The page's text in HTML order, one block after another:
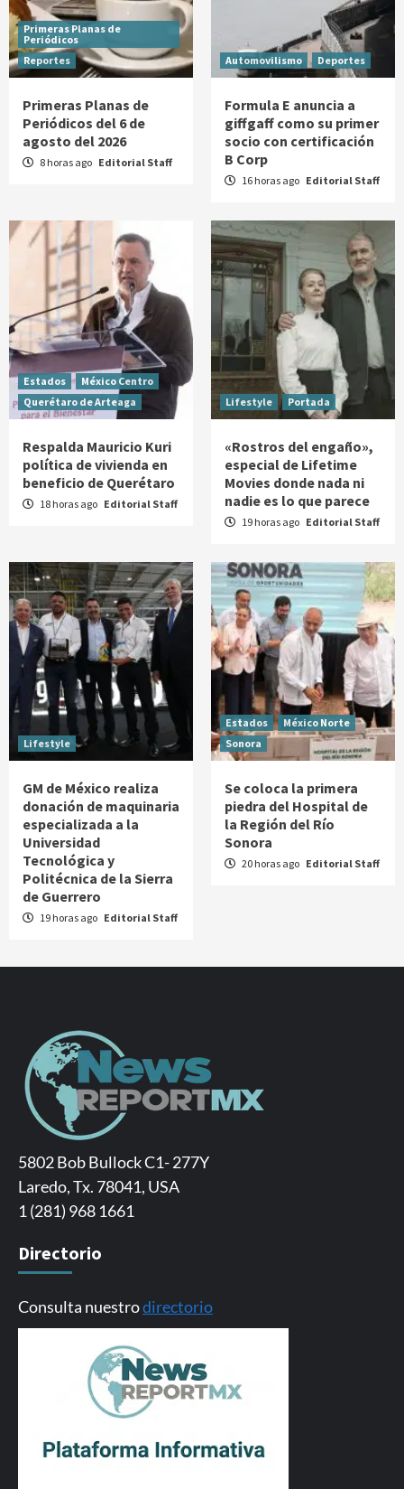
Primeras Planas de
Periódicos
Reportes
Primeras Planas de
Periódicos del 6 de
agosto del 2026
8 horas ago Editorial Staff
Automovilismo Deportes
Formula E anuncia a
giffgaff como su primer
socio con certificación
B Corp
16 horas ago Editorial Staff
Estados
México Centro
Querétaro de Arteaga
Respalda Mauricio Kuri
política de vivienda en
beneficio de Querétaro
18 horas ago Editorial Staff
Lifestyle Portada
«Rostros del engaño»,
especial de Lifetime
Movies donde nada ni
nadie es lo que parece
19 horas ago Editorial Staff
Lifestyle
GM de México realiza
donación de maquinaria
especializada a la
Universidad
Tecnológica y
Politécnica de la Sierra
de Guerrero
19 horas ago Editorial Staff
Estados
México Norte
Sonora
Se coloca la primera
piedra del Hospital de
la Región del Río
Sonora
20 horas ago Editorial Staff
5802 Bob Bullock C1- 277Y
Laredo, Tx. 78041, USA
1 (281) 968 1661
Directorio
Consulta nuestrodirectorio